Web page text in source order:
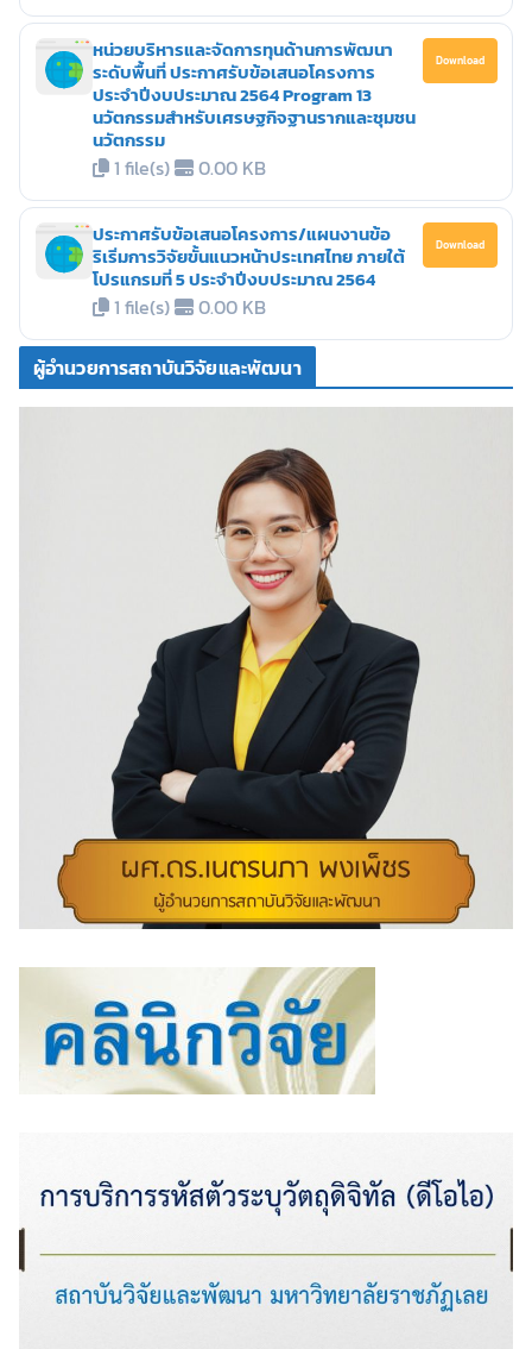
หน่วยบริหารและจัดการทุนด้านการพัฒนา
ระดับพื้นที่ ประกาศรับข้อเสนอโครงการ
ประจำปีงบประมาณ 2564 Program 13
นวัตกรรมสำหรับเศรษฐกิจฐานรากและชุมชน
นวัตกรรม
1 file(s) 0.00 KB
Download
ประกาศรับข้อเสนอโครงการ/แผนงานข้อ
ริเริ่มการวิจัยขั้นแนวหน้าประเทศไทย ภายใต้
โปรแกรมที่ 5 ประจำปีงบประมาณ 2564
1 file(s) 0.00 KB
Download
ผู้อำนวยการสถาบันวิจัยและพัฒนา